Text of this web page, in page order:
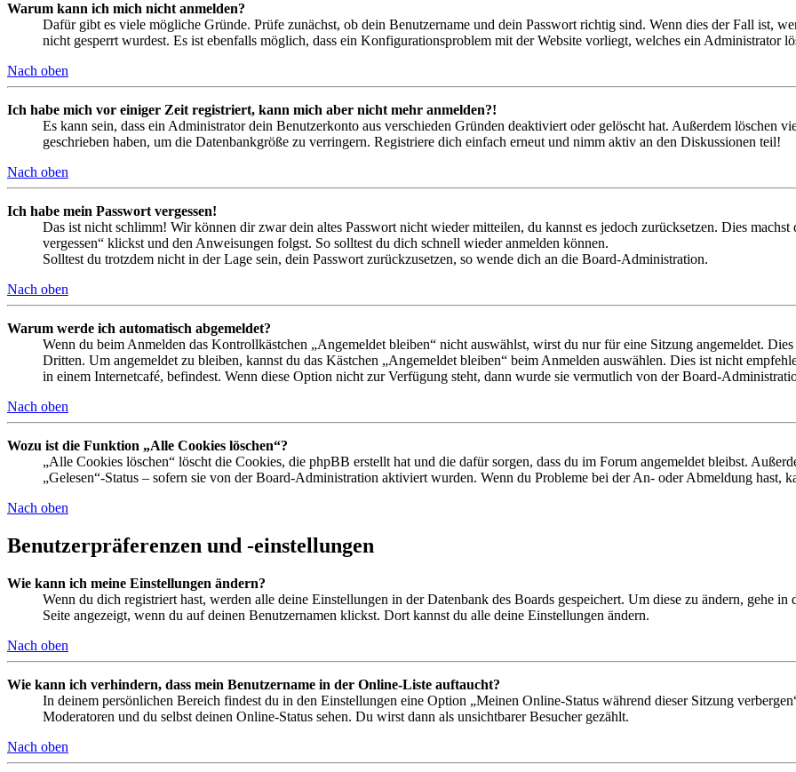
Warum kann ich mich nicht anmelden?
Dafür gibt es viele mögliche Gründe. Prüfe zunächst, ob dein Benutzername und dein Passwort richtig sind. Wenn dies der Fall ist,
nicht gesperrt wurdest. Es ist ebenfalls möglich, dass ein Konfigurationsproblem mit der Website vorliegt, welches ein Administrator
Nach oben
Ich habe mich vor einiger Zeit registriert, kann mich aber nicht mehr anmelden?!
Es kann sein, dass ein Administrator dein Benutzerkonto aus verschieden Gründen deaktiviert oder gelöscht hat. Außerdem löschen
geschrieben haben, um die Datenbankgröße zu verringern. Registriere dich einfach erneut und nimm aktiv an den Diskussionen teil!
Nach oben
Ich habe mein Passwort vergessen!
Das ist nicht schlimm! Wir können dir zwar dein altes Passwort nicht wieder mitteilen, du kannst es jedoch zurücksetzen. Dies
vergessen“ klickst und den Anweisungen folgst. So solltest du dich schnell wieder anmelden können.
Solltest du trotzdem nicht in der Lage sein, dein Passwort zurückzusetzen, so wende dich an die Board-Administration.
Nach oben
Warum werde ich automatisch abgemeldet?
Wenn du beim Anmelden das Kontrollkästchen „Angemeldet bleiben“ nicht auswählst, wirst du nur für eine Sitzung angemeldet.
Dritten. Um angemeldet zu bleiben, kannst du das Kästchen „Angemeldet bleiben“ beim Anmelden auswählen. Dies ist nicht
in einem Internetcafé, befindest. Wenn diese Option nicht zur Verfügung steht, dann wurde sie vermutlich von der Board-
Nach oben
Wozu ist die Funktion „Alle Cookies löschen“?
„Alle Cookies löschen“ löscht die Cookies, die phpBB erstellt hat und die dafür sorgen, dass du im Forum angemeldet bleibst.
„Gelesen“-Status – sofern sie von der Board-Administration aktiviert wurden. Wenn du Probleme bei der An- oder Abmeldung hast,
Nach oben
Benutzerpräferenzen und -einstellungen
Wie kann ich meine Einstellungen ändern?
Wenn du dich registriert hast, werden alle deine Einstellungen in der Datenbank des Boards gespeichert. Um diese zu ändern, gehe
Seite angezeigt, wenn du auf deinen Benutzernamen klickst. Dort kannst du alle deine Einstellungen ändern.
Nach oben
Wie kann ich verhindern, dass mein Benutzername in der Online-Liste auftaucht?
In deinem persönlichen Bereich findest du in den Einstellungen eine Option „Meinen Online-Status während dieser Sitzung
Moderatoren und du selbst deinen Online-Status sehen. Du wirst dann als unsichtbarer Besucher gezählt.
Nach oben